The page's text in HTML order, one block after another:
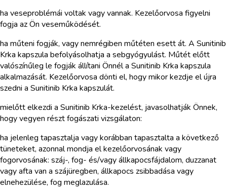
ha veseproblémái voltak vagy vannak. Kezelőorvosa figyelni
fogja az Ön veseműködését.
ha műteni fogják, vagy nemrégiben műtéten esett át. A Sunitinib
Krka kapszula befolyásolhatja a sebgyógyulást. Műtét előtt
valószínűleg le fogják állítani Önnél a Sunitinib Krka kapszula
alkalmazását. Kezelőorvosa dönti el, hogy mikor kezdje el újra
szedni a Sunitinib Krka kapszulát.
mielőtt elkezdi a Sunitinib Krka-kezelést, javasolhatják Önnek,
hogy vegyen részt fogászati vizsgálaton:
ha jelenleg tapasztalja vagy korábban tapasztalta a következő
tüneteket, azonnal mondja el kezelőorvosának vagy
fogorvosának: száj-, fog- és/vagy állkapocsfájdalom, duzzanat
vagy afta van a szájüregben, állkapocs zsibbadása vagy
elnehezülése, fog meglazulása.